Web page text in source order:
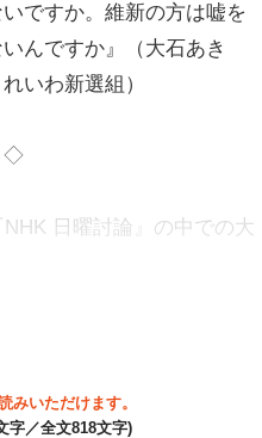
ですか。維新の方は嘘を
んですか』（大石あき
いわ新選組）
日曜討論』の中での大
みいただけます。
字／全文818文字)